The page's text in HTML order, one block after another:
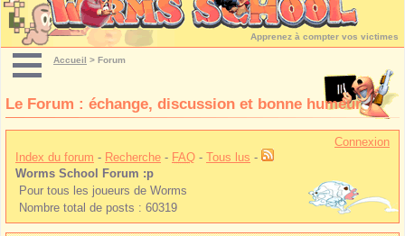
Apprenez à compter vos victimes
Accueil > Forum
Le Forum : échange, discussion et bonne humeur
Connexion
Index du forum - Recherche - FAQ - Tous lus -
Worms School Forum :p
Pour tous les joueurs de Worms
Nombre total de posts : 60319